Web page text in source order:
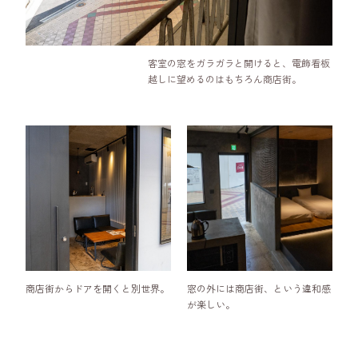
客室の窓をガラガラと開けると、電飾看板
越しに望めるのはもちろん商店街。
商店街からドアを開くと別世界。
窓の外には商店街、という違和感
が楽しい。